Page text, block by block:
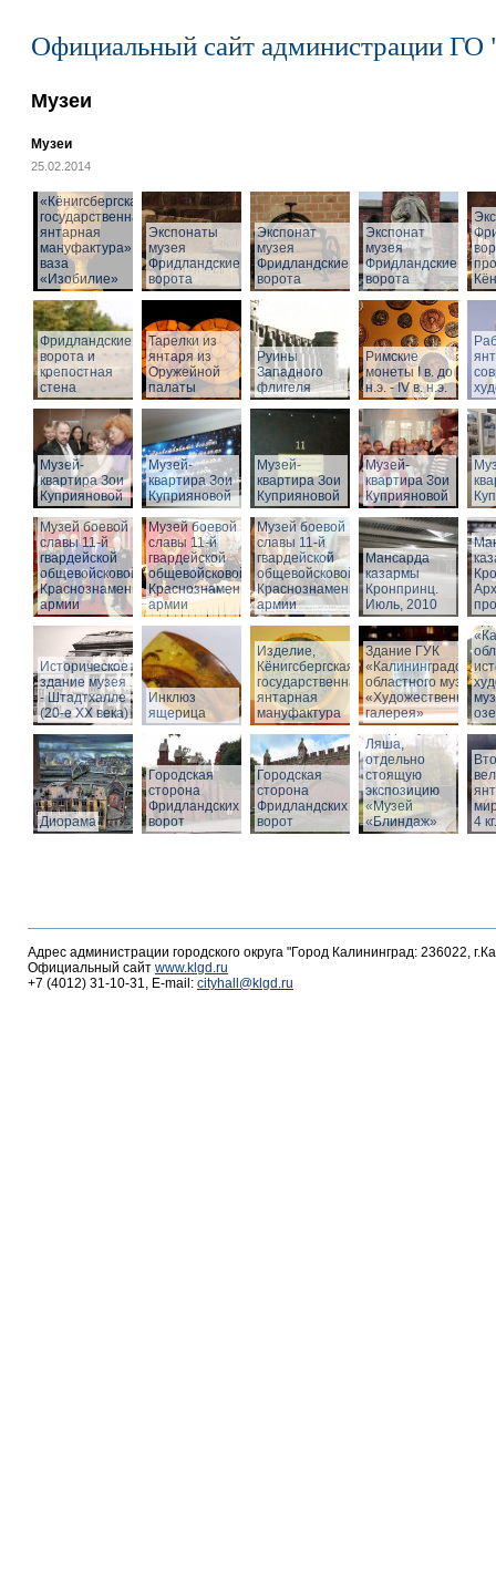
Официальный сайт администрации ГО
Музеи
Музеи
25.02.2014
«Кёнигсбергская
государственная
янтарная
мануфактура» -
ваза
«Изобилие»
Экспонаты
музея
Фридландские
ворота
Экспонат
музея
Фридландские
ворота
Экспонат
музея
Фридландские
ворота
Фридландские
ворота и
крепостная
стена
Тарелки из
янтаря из
Оружейной
палаты
Руины
Западного
флигеля
Римские
монеты I в. до
н.э. - IV в. н.э.
Музей-
квартира Зои
Куприяновой
Музей-
квартира Зои
Куприяновой
Музей-
квартира Зои
Куприяновой
Музей-
квартира Зои
Куприяновой
Музей боевой
славы 11-й
гвардейской
общевойсковой
Краснознаменной
армии
Музей боевой
славы 11-й
гвардейской
общевойсковой
Краснознаменной
армии
Музей боевой
славы 11-й
гвардейской
общевойсковой
Краснознаменной
армии
Мансарда
казармы
Кронпринц.
Июль, 2010
Историческое
здание музея
- Штадтхалле
(20-е XX века)
Инклюз
ящерица
Изделие,
Кёнигсбергская
государственная
янтарная
мануфактура
Здание ГУК
«Калининградского
областного музея
«Художественная
галерея»
Диорама
Городская
сторона
Фридландских
ворот
Городская
сторона
Фридландских
ворот
Вход в бункер
Ляша,
отдельно
стоящую
экспозицию
«Музей
«Блиндаж»
4
Адрес администрации городского округа "Город Калининград: 236022,
Официальный сайт www.klgd.ru
+7 (4012) 31-10-31, E-mail: cityhall@klgd.ru